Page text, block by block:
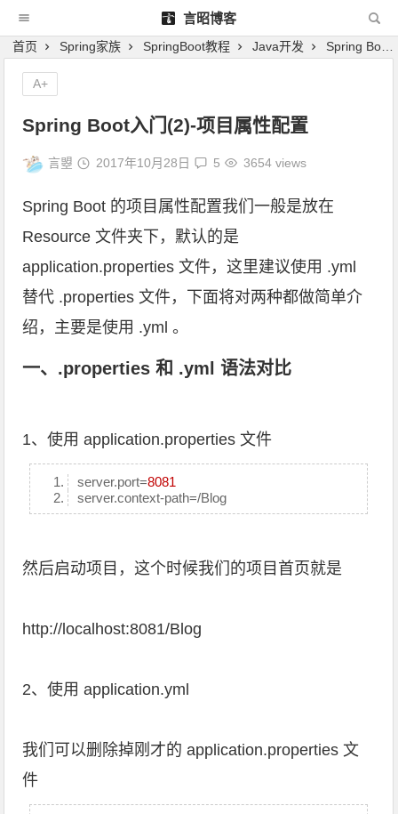
言昭博客
首页 Spring家族 SpringBoot教程 Java开发 Spring Boot入门(2)-项目属性配置
Spring Boot入门(2)-项目属性配置
言曌 2017年10月28日 5 3654 views
Spring Boot 的项目属性配置我们一般是放在
Resource 文件夹下，默认的是
application.properties 文件，这里建议使用 .yml
替代 .properties 文件，下面将对两种都做简单介
绍，主要是使用 .yml 。
一、.properties 和 .yml 语法对比
1、使用 application.properties 文件
server.port=8081
server.context-path=/Blog
然后启动项目，这个时候我们的项目首页就是
http://localhost:8081/Blog
2、使用 application.yml
我们可以删除掉刚才的 application.properties 文
件
A+